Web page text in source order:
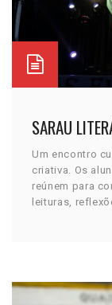
SARAU
Um encontro
criativa. Os
reúnem para
leituras,